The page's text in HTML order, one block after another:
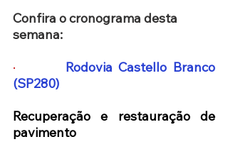
Confira o cronograma desta
semana:
·
Rodovia Castello Branco
(SP280)
Recuperação e restauração de
pavimento